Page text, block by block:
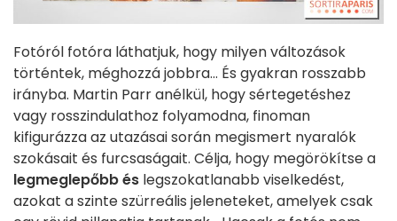
Fotóról fotóra láthatjuk, hogy milyen változások
történtek, méghozzá jobbra... És gyakran rosszabb
irányba. Martin Parr anélkül, hogy sértegetéshez
vagy rosszindulathoz folyamodna, finoman
kifigurázza az utazásai során megismert nyaralók
szokásait és furcsaságait. Célja, hogy megörökítse a
legmeglepőbb és legszokatlanabb viselkedést,
azokat a szinte szürreális jeleneteket, amelyek csak